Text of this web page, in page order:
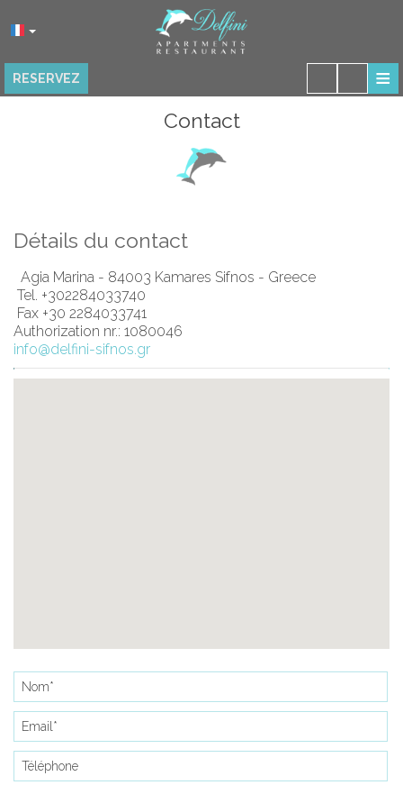
≡
RESERVEZ
ACCUEIL
EMPLACEMENT
HÉBERGEMENT
GALERIE PHOTOS
CONTACT
Contact
Détails du contact
Agia Marina - 84003 Kamares Sifnos - Greece
Tel. +302284033740
Fax +30 2284033741
Authorization nr.: 1080046
info@delfini-sifnos.gr